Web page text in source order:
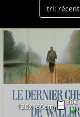
120x160cm
30€
✔